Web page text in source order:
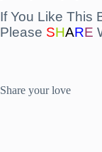
If You Like This
Please SHARE
Share your love